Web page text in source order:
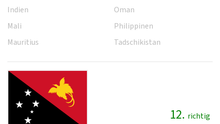
Indien
Mali
Mauritius
Oman
Philippinen
Tadschikistan
12. richtig